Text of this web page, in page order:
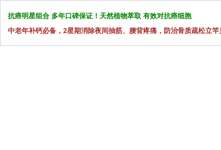
抗癌明星组合 多年口碑保证！天然植物萃取 有效对抗癌细胞
中老年补钙必备，2星期消除夜间抽筋、腰背疼痛，防治骨质疏松立竿